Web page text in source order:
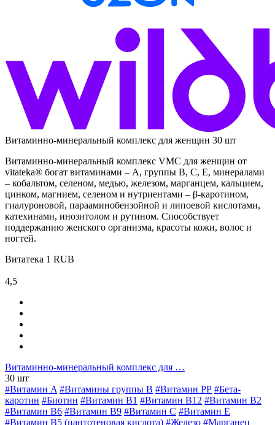
Витаминно-минеральный комплекс для женщин 30 шт
Витаминно-минеральный комплекс VMC для женщин от
vitateka® богат витаминами – А, группы В, С, Е, минералами
– кобальтом, селеном, медью, железом, марганцем, кальцием,
цинком, магнием, селеном и нутриентами – β-каротином,
гиалуроновой, парааминобензойной и липоевой кислотами,
катехинами, инозитолом и рутином. Способствует
поддержанию женского организма, красоты кожи, волос и
ногтей.
Витатека 1 RUB
4,5
Витаминно-минеральный комплекс для …
30 шт
#Витамин A #Витамины группы В #Витамин РР #Бета-
каротин #Биотин #Витамин B1 #Витамин B12 #Витамин B2
#Витамин B6 #Витамин B9 #Витамин C #Витамин E
#Витамин В5 (пантотеновая кислота) #Железо #Марганец